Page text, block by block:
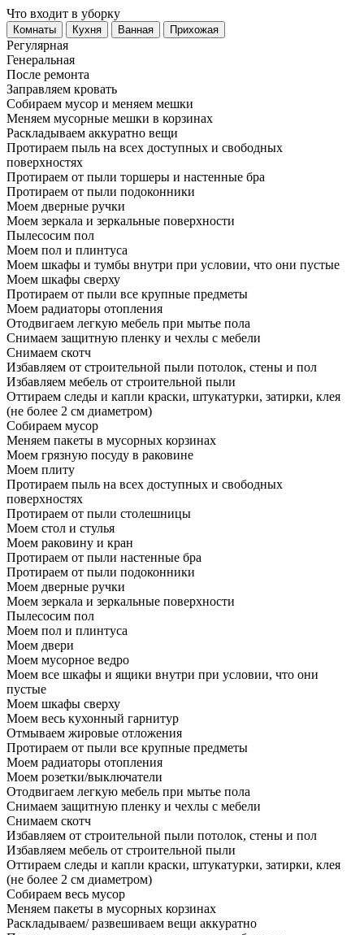
Что входит в уборку
Регу­лярная
Гене­ральная
После ремонта
Заправляем кровать
Собираем мусор и меняем мешки
Меняем мусорные мешки в корзинах
Раскладываем аккуратно вещи
Протираем пыль на всех доступных и свободных
поверхностях
Протираем от пыли торшеры и настенные бра
Протираем от пыли подоконники
Моем дверные ручки
Моем зеркала и зеркальные поверхности
Пылесосим пол
Моем пол и плинтуса
Моем шкафы и тумбы внутри при условии, что они пустые
Моем шкафы сверху
Протираем от пыли все крупные предметы
Моем радиаторы отопления
Отодвигаем легкую мебель при мытье пола
Снимаем защитную пленку и чехлы с мебели
Снимаем скотч
Избавляем от строительной пыли потолок, стены и пол
Избавляем мебель от строительной пыли
Оттираем следы и капли краски, штукатурки, затирки, клея
(не более 2 см диаметром)
Собираем мусор
Меняем пакеты в мусорных корзинах
Моем грязную посуду в раковине
Моем плиту
Протираем пыль на всех доступных и свободных
поверхностях
Протираем от пыли столешницы
Моем стол и стулья
Моем раковину и кран
Протираем от пыли настенные бра
Протираем от пыли подоконники
Моем дверные ручки
Моем зеркала и зеркальные поверхности
Пылесосим пол
Моем пол и плинтуса
Моем двери
Моем мусорное ведро
Моем все шкафы и ящики внутри при условии, что они
пустые
Моем шкафы сверху
Моем весь кухонный гарнитур
Отмываем жировые отложения
Протираем от пыли все крупные предметы
Моем радиаторы отопления
Моем розетки/выключатели
Отодвигаем легкую мебель при мытье пола
Снимаем защитную пленку и чехлы с мебели
Снимаем скотч
Избавляем от строительной пыли потолок, стены и пол
Избавляем мебель от строительной пыли
Оттираем следы и капли краски, штукатурки, затирки, клея
(не более 2 см диаметром)
Собираем весь мусор
Меняем пакеты в мусорных корзинах
Раскладываем/ развешиваем вещи аккуратно